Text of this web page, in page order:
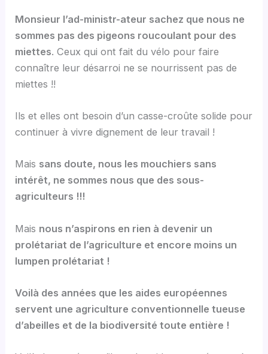
Monsieur l’ad-ministr-ateur sachez que nous ne
sommes pas des pigeons roucoulant pour des
miettes. Ceux qui ont fait du vélo pour faire
connaître leur désarroi ne se nourrissent pas de
miettes !!
Ils et elles ont besoin d’un casse-croûte solide pour
continuer à vivre dignement de leur travail !
Mais sans doute, nous les mouchiers sans
intérêt, ne sommes nous que des sous-
agriculteurs !!!
Mais nous n’aspirons en rien à devenir un
prolétariat de l’agriculture et encore moins un
lumpen prolétariat !
Voilà des années que les aides européennes
servent une agriculture conventionnelle tueuse
d’abeilles et de la biodiversité toute entière !